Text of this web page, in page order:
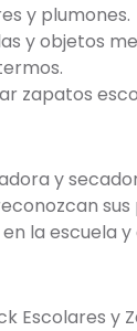
y plumones.
y objetos
zapatos
y
la escuela
Escolares